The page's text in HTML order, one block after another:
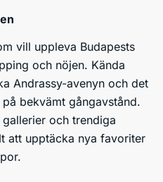
vill uppleva Budapests
och nöjen. Kända
Andrassy-avenyn och det
bekvämt gångavstånd.
och trendiga
att upptäcka nya favoriter